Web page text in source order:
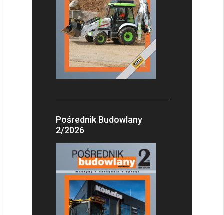
Pośrednik Budowlany
2/2026